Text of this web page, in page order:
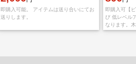
即購入可能。 アイテムは送り合いにてお
送りします。
舎少女の
即購入可【
び 低レベル
なります。
レンド申請